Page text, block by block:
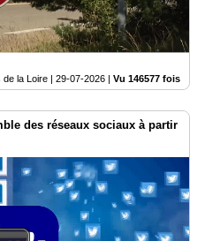
de la Loire | 29-07-2026 | Vu 146577 fois
des réseaux sociaux à partir